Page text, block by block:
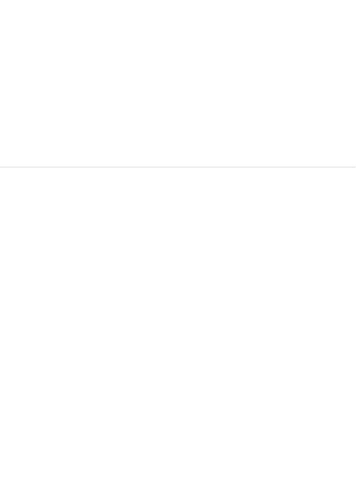
ค่า แตกต่างกว่า
า เน้นผลงาน รับรองคุณภาพ ติดกูเกิ้ลหน้าแรกทุกโพสต์ได้จริง ที่เดียวในไทย